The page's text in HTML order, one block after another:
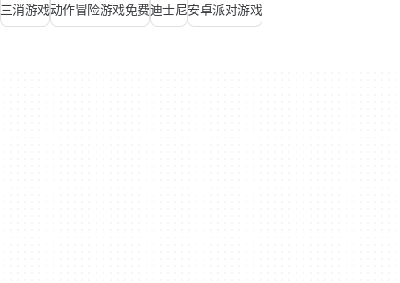
三消游戏动作冒险游戏免费迪士尼安卓派对游戏